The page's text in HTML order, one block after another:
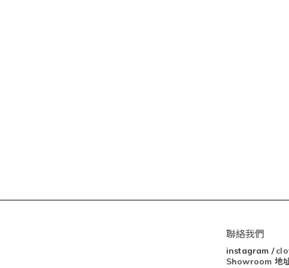
聯絡我們
instagram /
Showroom 地